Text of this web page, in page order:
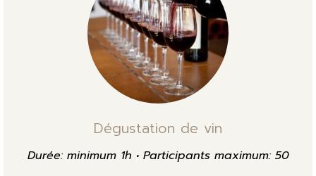
Dégustation de vin
Durée: minimum 1h • Participants maximum: 50